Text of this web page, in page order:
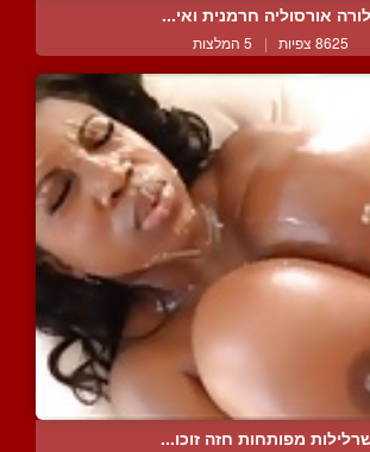
לורה אורסוליה חרמנית ואי...
8625 צפיות | 5 המלצות
מפותחות חזה זוכו...